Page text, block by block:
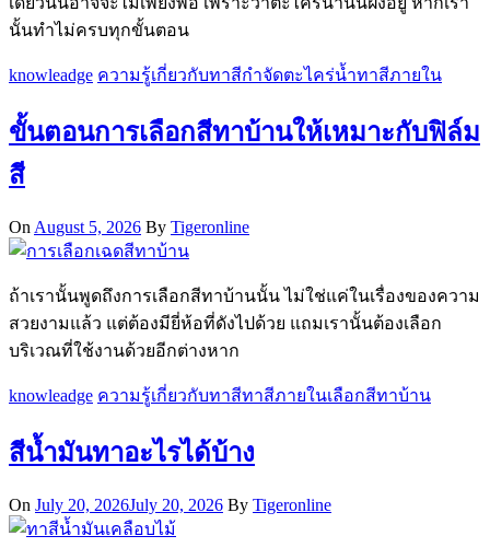
นั้นทำไม่ครบทุกขั้นตอน
knowleadge ความรู้เกี่ยวกับทาสีกำจัดตะไคร่น้ำทาสีภายใน
ขั้นตอนการเลือกสีทาบ้านให้เหมาะกับฟิล์ม
สี
On August 5, 2026 By Tigeronline
ถ้าเรานั้นพูดถึงการเลือกสีทาบ้านนั้น ไม่ใช่แค่ในเรื่องของความ
สวยงามแล้ว แต่ต้องมียี่ห้อที่ดังไปด้วย แถมเรานั้นต้องเลือก
บริเวณที่ใช้งานด้วยอีกต่างหาก
knowleadge ความรู้เกี่ยวกับทาสีทาสีภายในเลือกสีทาบ้าน
สีน้ำมันทาอะไรได้บ้าง
On July 20, 2026July 20, 2026 By Tigeronline